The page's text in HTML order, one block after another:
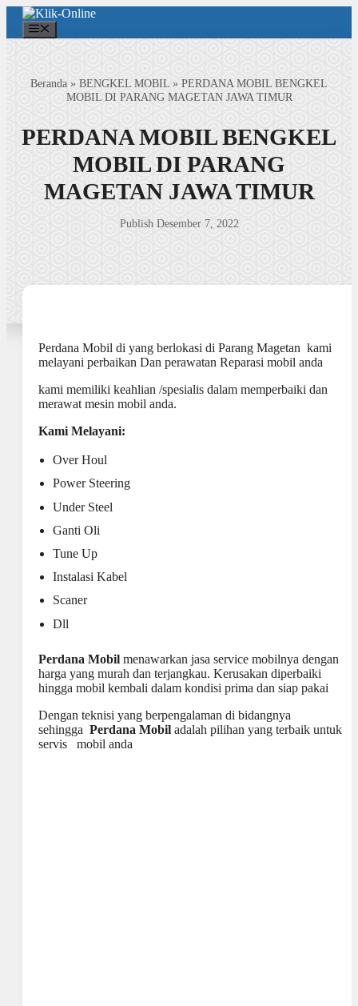
Langsung
isi
Beranda » BENGKEL MOBIL » PERDANA MOBIL BENGKEL
MOBIL DI PARANG MAGETAN JAWA TIMUR
PERDANA MOBIL BENGKEL
MOBIL DI PARANG
MAGETAN JAWA TIMUR
Publish Desember 7, 2022
Perdana Mobil di yang berlokasi di Parang Magetan kami
melayani perbaikan Dan perawatan Reparasi mobil anda
kami memiliki keahlian /spesialis dalam memperbaiki dan
merawat mesin mobil anda.
Kami Melayani:
Over Houl
Power Steering
Under Steel
Ganti Oli
Tune Up
Instalasi Kabel
Scaner
Dll
Perdana Mobil menawarkan jasa service mobilnya dengan
harga yang murah dan terjangkau. Kerusakan diperbaiki
hingga mobil kembali dalam kondisi prima dan siap pakai
Dengan teknisi yang berpengalaman di bidangnya
sehingga Perdana Mobil adalah pilihan yang terbaik untuk
servis mobil anda